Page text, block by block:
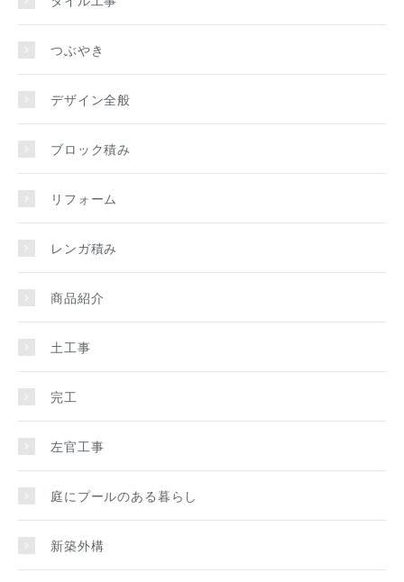
つぶやき
デザイン全般
ブロック積み
リフォーム
レンガ積み
商品紹介
土工事
完工
左官工事
庭にプールのある暮らし
新築外構